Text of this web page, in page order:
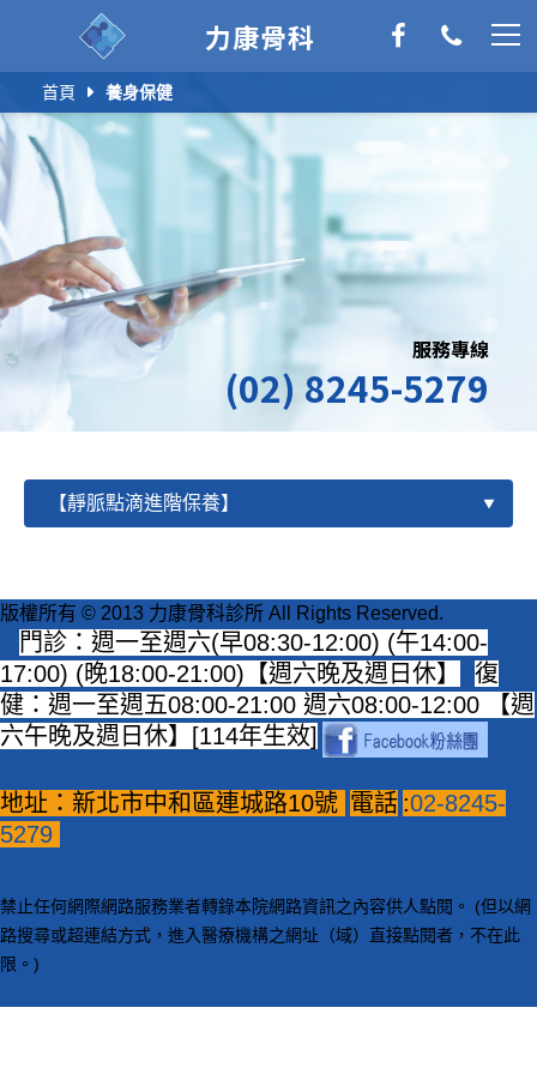
力康骨科
服務專線
(02) 8245-5279
首頁 養身保健
版權所有 © 2013 力康骨科診所 All Rights Reserved.
門診：週一至週六(早08:30-12:00) (午14:00-
17:00) (晚18:00-21:00)【週六晚及週日休】
復
健：週一至週五08:00-21:00 週六08:00-12:00 【週
六午晚及週日休】[114年生效]
地址：新北市中和區連城路10號 電話 :02-8245-
5279
禁止任何網際網路服務業者轉錄本院網路資訊之內容供人點閱。 (但以網
路搜尋或超連結方式，進入醫療機構之網址（域）直接點閱者，不在此
限。)